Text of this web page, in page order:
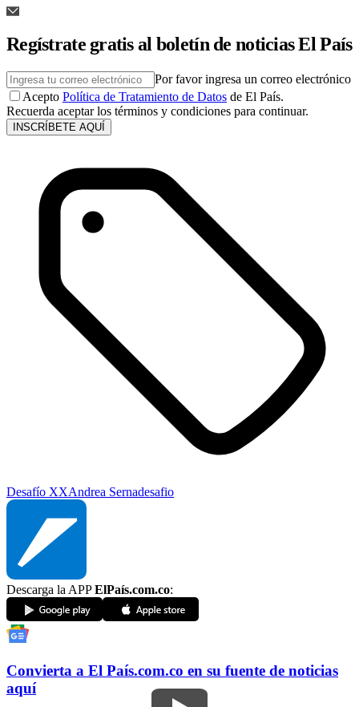
Regístrate gratis al boletín de noticias El País
Por favor ingresa un correo electrónico
Acepto Política de Tratamiento de Datos de El País.
Recuerda aceptar los términos y condiciones para continuar.
INSCRÍBETE AQUÍ
Desafío XXAndrea Sernadesafio
Descarga la APPElPaís.com.co:
Convierta a El País.com.co en su fuente de noticias
aquí